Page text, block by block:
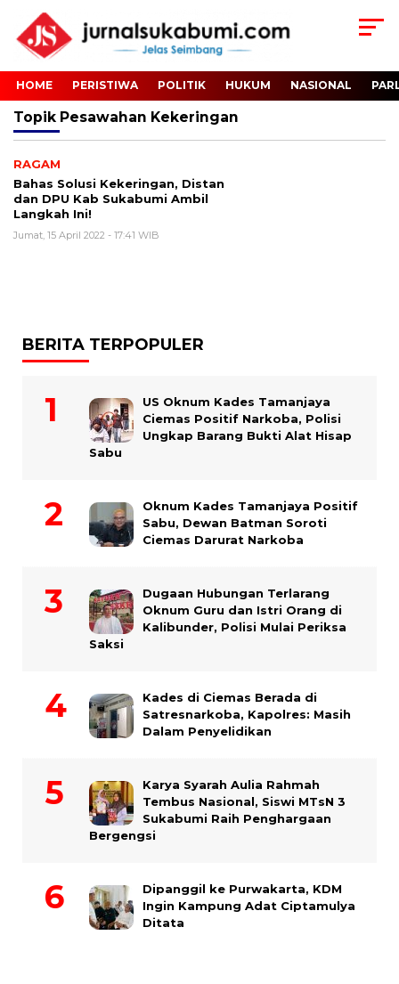
HOME PERISTIWA POLITIK HUKUM NASIONAL
Topik Pesawahan Kekeringan
RAGAM
Bahas Solusi Kekeringan, Distan
dan DPU Kab Sukabumi Ambil
Langkah Ini!
Jumat, 15 April 2022 - 17:41 WIB
BERITA TERPOPULER
US Oknum Kades Tamanjaya
Ciemas Positif Narkoba, Polisi
Ungkap Barang Bukti Alat Hisap
Sabu
Oknum Kades Tamanjaya Positif
Sabu, Dewan Batman Soroti
Ciemas Darurat Narkoba
Dugaan Hubungan Terlarang
Oknum Guru dan Istri Orang di
Kalibunder, Polisi Mulai Periksa
Saksi
Kades di Ciemas Berada di
Satresnarkoba, Kapolres: Masih
Dalam Penyelidikan
Karya Syarah Aulia Rahmah
Tembus Nasional, Siswi MTsN 3
Sukabumi Raih Penghargaan
Bergengsi
Dipanggil ke Purwakarta, KDM
Ingin Kampung Adat Ciptamulya
Ditata